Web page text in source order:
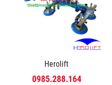
Herolift
0985.288.164